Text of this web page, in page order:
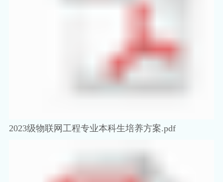
2023级物联网工程专业本科生培养方案.pdf